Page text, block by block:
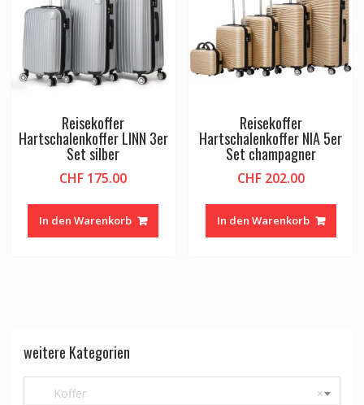
Reisekoffer
Hartschalenkoffer LINN 3er
Set silber
CHF 175.00
In den Warenkorb
Reisekoffer
Hartschalenkoffer NIA 5er
Set champagner
CHF202.00
In den Warenkorb
weitere Kategorien
×
Koffer